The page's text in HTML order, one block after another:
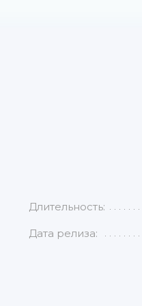
Длительность:
Дата релиза: